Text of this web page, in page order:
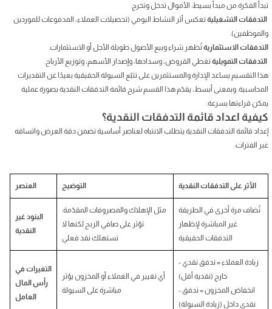
تبدأ الفكرة من مبدأ بسيط: الأموال تدخل وتخرج.
التدفقات التشغيليةتعكس أثر النشاط اليومي (تحصيلات العملاء، المدفوعات للموردين
والموظفين).
التدفقات الاستثماريةتُظهر شراء وبيع الأصول طويلة الأجل أو الاستثمارات.
التدفقات التمويليةتغطي القروض، وسدادها، وإصدار الأسهم، وتوزيع الأرباح.
هذا التقسيم يساعد الإدارة والمستثمرين على تتبّع السيولة الحقيقية بعيدًا عن التقديرات
المحاسبية. وبمعنى أبسط، يقدّم هذا القسم شرح قائمة التدفقات النقدية بصورة عملية
يمكن قراءتها بسرعة.
كيفية اعداد قائمة التدفقات النقدية؟
إعداد قائمة التدفقات النقدية يتطلب الانتباه لعناصر أساسية تضمن دقة العرض واتساقه
عبر الفترات:
العنصر التوضيح الأثر على التدفقات النقدية
البنود غير
النقدية
مثل الإهلاك والمصروفات المقدّمة:
تؤثر على صافي الربح لكنها لا
تستهلك نقد فعلي
تُضاف مرة أخرى في الطريقة
غير المباشرة لإظهار
التدفقات الحقيقية
التغيرات في
رأس المال
العامل
أي تغيير في العملاء أو المخزون يؤثر
مباشرة على السيولة
- زيادة العملاء = تدفق نقدي
خارج (نقدية أقل)
- انخفاض المخزون = تدفق
نقدي داخل (زيادة السيولة)